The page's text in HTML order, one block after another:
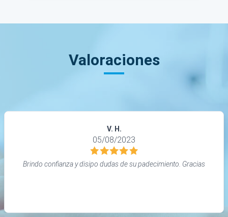
Valoraciones
V. H.
05/08/2023
Brindo confianza y disipo dudas de su padecimiento. Gracias